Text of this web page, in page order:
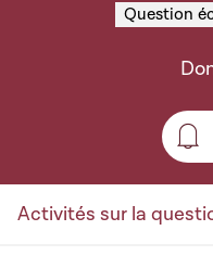
Question
Activités sur la